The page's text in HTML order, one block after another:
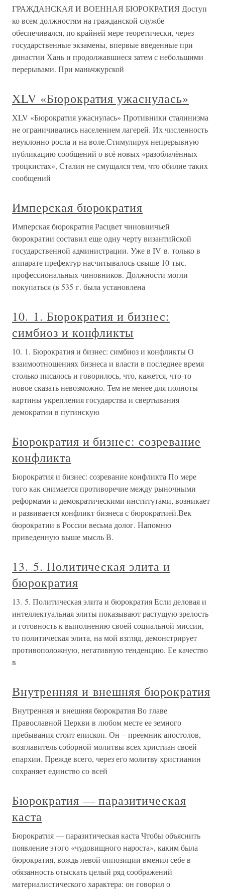
ГРАЖДАНСКАЯ И ВОЕННАЯ БЮРОКРАТИЯ Доступ
ко всем должностям на гражданской службе
обеспечивался, по крайней мере теоретически, через
государственные экзамены, впервые введенные при
династии Хань и продолжавшиеся затем с небольшими
перерывами. При маньчжурской
XLV «Бюрократия ужаснулась»
XLV «Бюрократия ужаснулась» Противники сталинизма
не ограничивались населением лагерей. Их численность
неуклонно росла и на воле.Стимулируя непрерывную
публикацию сообщений о всё новых «разоблачённых
троцкистах», Сталин не смущался тем, что обилие таких
сообщений
Имперская бюрократия
Имперская бюрократия Расцвет чиновничьей
бюрократии составил еще одну черту византийской
государственной администрации. Уже в IV в. только в
аппарате префектур насчитывалось свыше 10 тыс.
профессиональных чиновников. Должности могли
покупаться (в 535 г. была установлена
10. 1. Бюрократия и бизнес:
симбиоз и конфликты
10. 1. Бюрократия и бизнес: симбиоз и конфликты О
взаимоотношениях бизнеса и власти в последнее время
столько писалось и говорилось, что, кажется, что-то
новое сказать невозможно. Тем не менее для полноты
картины укрепления государства и свертывания
демократии в путинскую
Бюрократия и бизнес: созревание
конфликта
Бюрократия и бизнес: созревание конфликта По мере
того как снимается противоречие между рыночными
реформами и демократическими институтами, возникает
и развивается конфликт бизнеса с бюрократией.Век
бюрократии в России весьма долог. Напомню
приведенную выше мысль В.
13. 5. Политическая элита и
бюрократия
13. 5. Политическая элита и бюрократия Если деловая и
интеллектуальная элиты показывают растущую зрелость
и готовность к выполнению своей социальной миссии,
то политическая элита, на мой взгляд, демонстрирует
противоположную, негативную тенденцию. Ее качество
в
Внутренняя и внешняя бюрократия
Внутренняя и внешняя бюрократия Во главе
Православной Церкви в любом месте ее земного
пребывания стоит епископ. Он – преемник апостолов,
возглавитель соборной молитвы всех христиан своей
епархии. Прежде всего, через его молитву христианин
сохраняет единство со всей
Бюрократия — паразитическая
каста
Бюрократия — паразитическая каста Чтобы объяснить
появление этого «чудовищного нароста», каким была
бюрократия, вождь левой оппозиции вменил себе в
обязанность отыскать целый ряд соображений
материалистического характера: он говорил о